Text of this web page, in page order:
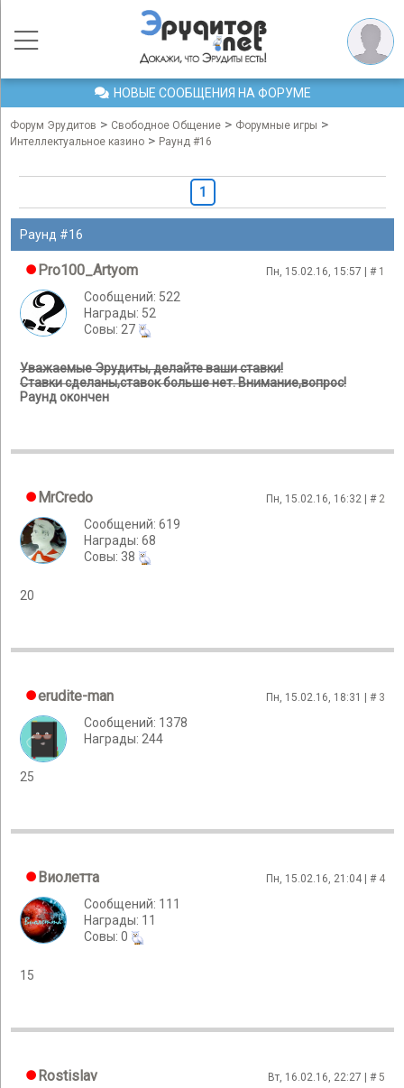
НОВЫЕ СООБЩЕНИЯ НА ФОРУМЕ
Форум Эрудитов > Свободное Общение > Форумные игры >
Интеллектуальное казино > Раунд #16
1
Раунд #16
Pro100_Artyom Пн, 15.02.16, 15:57 | # 1
Сообщений: 522
Награды: 52
Cовы: 27
Уважаемые Эрудиты, делайте ваши ставки!
Ставки сделаны,ставок больше нет. Внимание,вопрос!
Раунд окончен
MrCredo Пн, 15.02.16, 16:32 | # 2
Сообщений: 619
Награды: 68
Cовы: 38
20
erudite-man Пн, 15.02.16, 18:31 | # 3
Сообщений: 1378
Награды: 244
25
Виолетта Пн, 15.02.16, 21:04 | # 4
Сообщений: 111
Награды: 11
Cовы: 0
15
Rostislav Вт, 16.02.16, 22:27 | #5